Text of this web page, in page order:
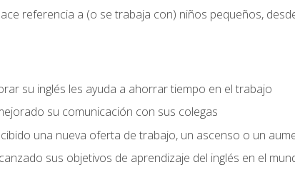
referencia a (o se trabaja con) niños pequeños,
su inglés les ayuda a ahorrar tiempo en el trabajo
su comunicación con sus colegas
una nueva oferta de trabajo, un ascenso o un
sus objetivos de aprendizaje del inglés en el